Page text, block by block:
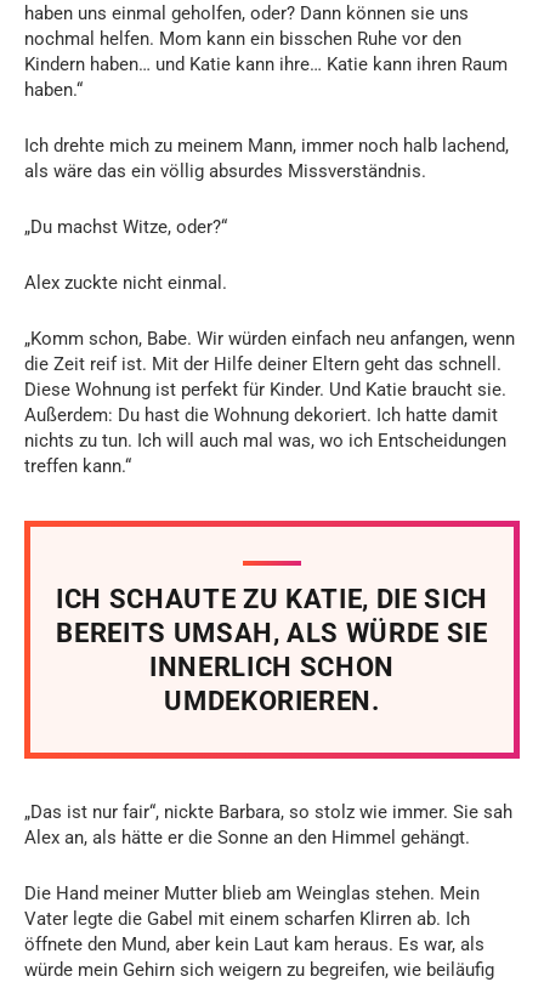
haben uns einmal geholfen, oder? Dann können sie uns
nochmal helfen. Mom kann ein bisschen Ruhe vor den
Kindern haben… und Katie kann ihre… Katie kann ihren Raum
haben.“
Ich drehte mich zu meinem Mann, immer noch halb lachend,
als wäre das ein völlig absurdes Missverständnis.
„Du machst Witze, oder?“
Alex zuckte nicht einmal.
„Komm schon, Babe. Wir würden einfach neu anfangen, wenn
die Zeit reif ist. Mit der Hilfe deiner Eltern geht das schnell.
Diese Wohnung ist perfekt für Kinder. Und Katie braucht sie.
Außerdem: Du hast die Wohnung dekoriert. Ich hatte damit
nichts zu tun. Ich will auch mal was, wo ich Entscheidungen
treffen kann.“
ICH SCHAUTE ZU KATIE, DIE SICH
BEREITS UMSAH, ALS WÜRDE SIE
INNERLICH SCHON
UMDEKORIEREN.
„Das ist nur fair“, nickte Barbara, so stolz wie immer. Sie sah
Alex an, als hätte er die Sonne an den Himmel gehängt.
Die Hand meiner Mutter blieb am Weinglas stehen. Mein
Vater legte die Gabel mit einem scharfen Klirren ab. Ich
öffnete den Mund, aber kein Laut kam heraus. Es war, als
würde mein Gehirn sich weigern zu begreifen, wie beiläufig